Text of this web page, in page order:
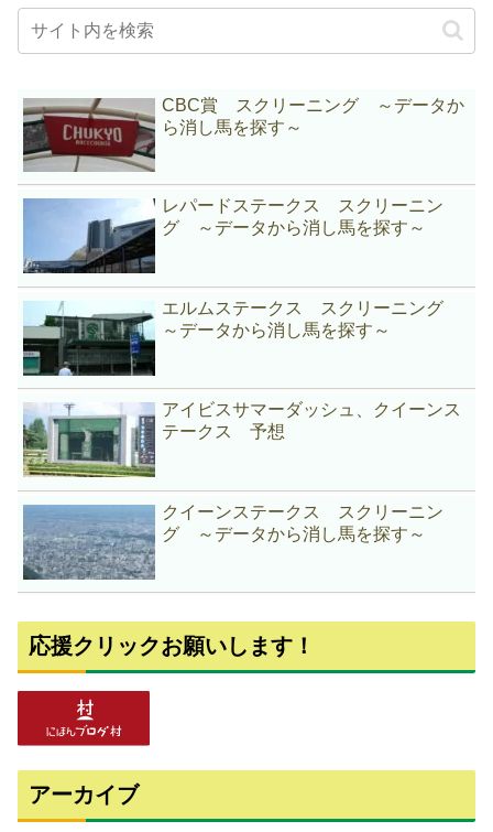
CBC賞 スクリーニング ～データか
ら消し馬を探す～
レパードステークス スクリーニン
グ ～データから消し馬を探す～
エルムステークス スクリーニング
～データから消し馬を探す～
アイビスサマーダッシュ、クイーンス
テークス 予想
クイーンステークス スクリーニン
グ ～データから消し馬を探す～
応援クリックお願いします！
アーカイブ